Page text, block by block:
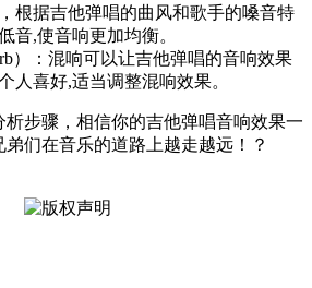
根据吉他弹唱的曲风和歌手的嗓音特
音,使音响更加均衡。
）：混响可以让吉他弹唱的音响效果
人喜好,适当调整混响效果。
步骤，相信你的吉他弹唱音响效果一
们在音乐的道路上越走越远！？